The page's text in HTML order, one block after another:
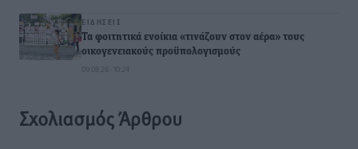
ΕΙΔΉΣΕΙΣ
Τα φοιτητικά ενοίκια «τινάζουν στον αέρα» τους
οικογενειακούς προϋπολογισμούς
09.08.26 · 10:24
Σχολιασμός Άρθρου